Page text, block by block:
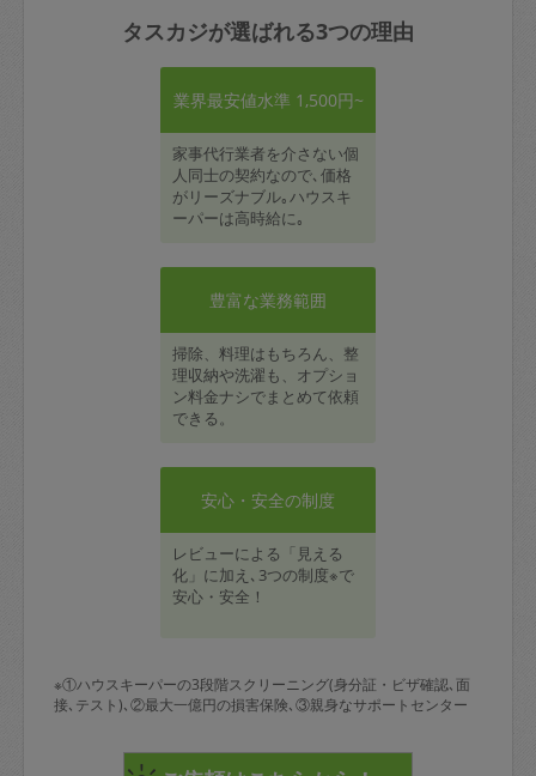
タスカジが選ばれる3つの理由
業界最安値水準 1,500円~
家事代行業者を介さない個
人同士の契約なので､価格
がリーズナブル｡ハウスキ
ーパーは高時給に｡
豊富な業務範囲
掃除、料理はもちろん、整
理収納や洗濯も、オプショ
ン料金ナシでまとめて依頼
できる。
安心・安全の制度
レビューによる「見える
化」に加え､3つの制度※で
安心・安全！
※①ハウスキーパーの3段階スクリーニング(身分証・ビザ確認､面
接､テスト)､②最大一億円の損害保険､③親身なサポートセンター